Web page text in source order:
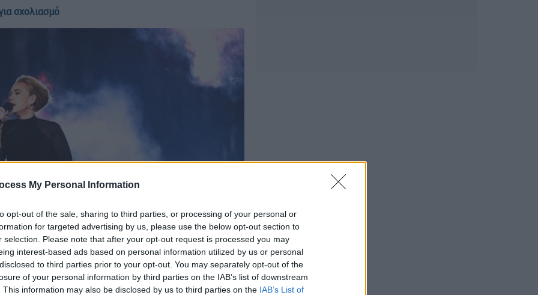
My Personal Information
opt-out of the sale, sharing to third parties, or processing of your personal or
for targeted advertising by us, please use the below opt-out section to
selection. Please note that after your opt-out request is processed you may
interest-based ads based on personal information utilized by us or personal
to third parties prior to your opt-out. You may separately opt-out of the
of your personal information by third parties on the IAB’s list of downstream
This information may also be disclosed by us to third parties on the IAB’s List of
σχολιασμό